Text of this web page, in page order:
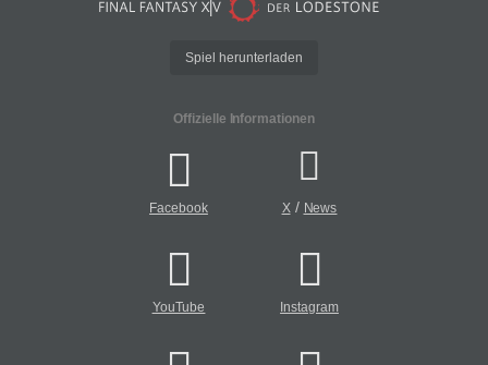
Spiel herunterladen
Offizielle Informationen
Facebook X/ News
YouTube Instagram